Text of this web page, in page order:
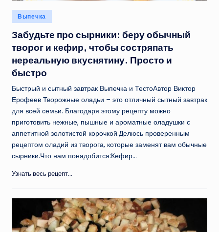
Опубликовано
в
Выпечка
Забудьте про сырники: беру обычный
творог и кефир, чтобы состряпать
нереальную вкуснятину. Просто и
быстро
Быстрый и сытный завтрак Выпечка и ТестоАвтор Виктор
Ерофеев Творожные оладьи – это отличный сытный завтрак
для всей семьи. Благодаря этому рецепту можно
приготовить нежные, пышные и ароматные оладушки с
аппетитной золотистой корочкой.Делюсь проверенным
рецептом оладий из творога, которые заменят вам обычные
сырники.Что нам понадобится:Кефир…
Узнать весь рецепт...